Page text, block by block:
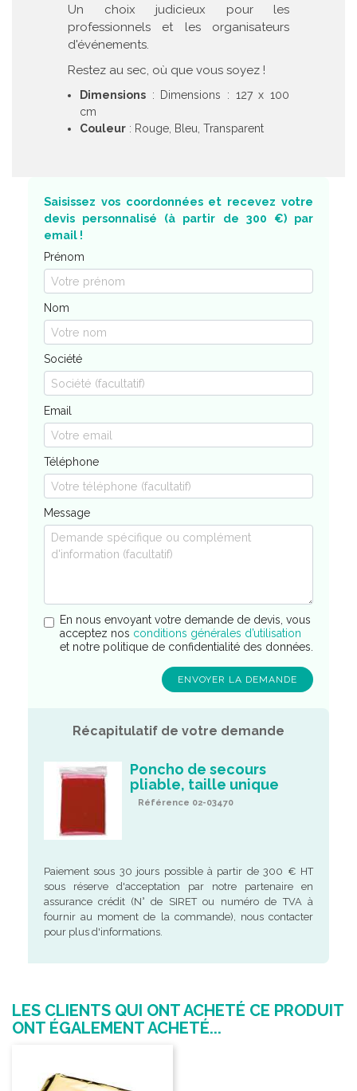
Un choix judicieux pour les
professionnels et les organisateurs
d'événements.
Restez au sec, où que vous soyez !
Dimensions : Dimensions : 127 x 100
cm
Couleur : Rouge, Bleu, Transparent
Saisissez vos coordonnées et recevez votre
devis personnalisé (à partir de 300 €) par
email !
Prénom
Nom
Société
Email
Téléphone
Message
En nous envoyant votre demande de devis, vous
acceptez nos conditions générales d’utilisation
et notre politique de confidentialité des données.
Récapitulatif de votre demande
Poncho de secours
pliable, taille unique
Référence 02-03470
Paiement sous 30 jours possible à partir de 300 € HT
sous réserve d'acceptation par notre partenaire en
assurance crédit (N° de SIRET ou numéro de TVA à
fournir au moment de la commande), nous contacter
pour plus d'informations.
LES CLIENTS QUI ONT ACHETÉ CE PRODUIT
ONT ÉGALEMENT ACHETÉ...